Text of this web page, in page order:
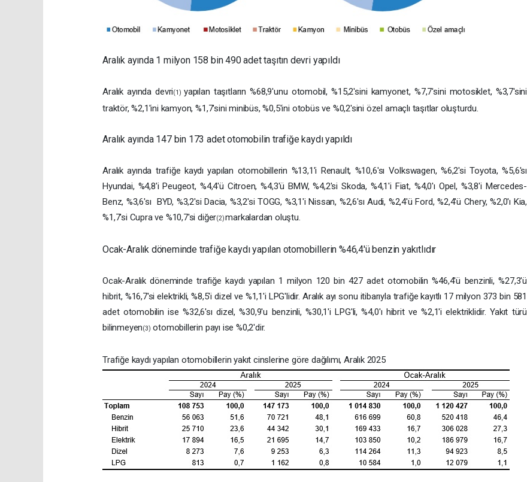
Aralık ayında 1 milyon 158 bin 490 adet taşıtın devri yapıldı
Aralık ayında devri(1) yapılan taşıtların %68,9'unu otomobil, %15,2'sini kamyonet, %7,7'sini motosiklet, %3,7'sini
traktör, %2,1'ini kamyon, %1,7'sini minibüs, %0,5'ini otobüs ve %0,2'sini özel amaçlı taşıtlar oluşturdu.
Aralık ayında 147 bin 173 adet otomobilin trafiğe kaydı yapıldı
Aralık ayında trafiğe kaydı yapılan otomobillerin %13,1'i Renault, %10,6'sı Volkswagen, %6,2'si Toyota, %5,6'sı
Hyundai, %4,8'i Peugeot, %4,4'ü Citroen, %4,3'ü BMW, %4,2'si Skoda, %4,1'i Fiat, %4,0'ı Opel, %3,8'i Mercedes-
Benz, %3,6'sı BYD, %3,2'si Dacia, %3,2'si TOGG, %3,1'i Nissan, %2,6'sı Audi, %2,4'ü Ford, %2,4'ü Chery, %2,0'ı Kia,
%1,7'si Cupra ve %10,7'si diğer(2) markalardan oluştu.
Ocak-Aralık döneminde trafiğe kaydı yapılan otomobillerin %46,4'ü benzin yakıtlıdır
Ocak-Aralık döneminde trafiğe kaydı yapılan 1 milyon 120 bin 427 adet otomobilin %46,4'ü benzinli, %27,3'ü
hibrit, %16,7'si elektrikli, %8,5'i dizel ve %1,1'i LPG'lidir. Aralık ayı sonu itibarıyla trafiğe kayıtlı 17 milyon 373 bin 581
adet otomobilin ise %32,6'sı dizel, %30,9'u benzinli, %30,1'i LPG'li, %4,0'ı hibrit ve %2,1'i elektriklidir. Yakıt türü
bilinmeyen(3) otomobillerin payı ise %0,2'dir.
Trafiğe kaydı yapılan otomobillerin yakıt cinslerine göre dağılımı, Aralık 2025